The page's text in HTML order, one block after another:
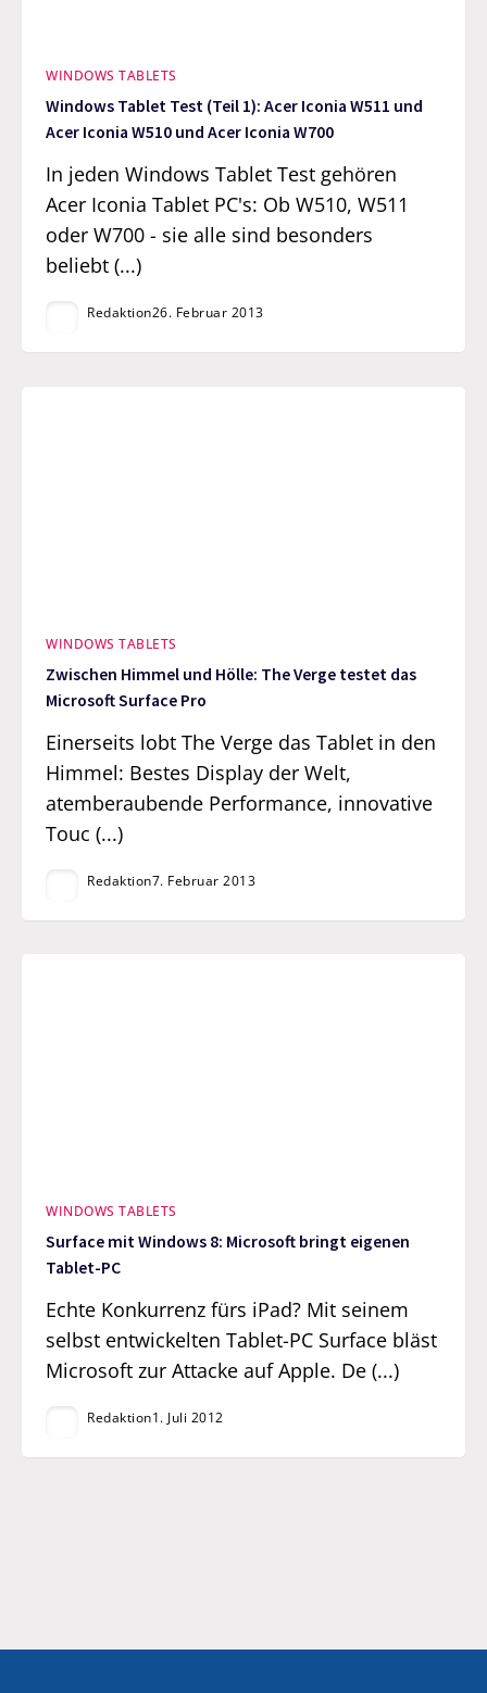
WINDOWS TABLETS
Windows Tablet Test (Teil 1): Acer Iconia W511 und
Acer Iconia W510 und Acer Iconia W700
In jeden Windows Tablet Test gehören
Acer Iconia Tablet PC's: Ob W510, W511
oder W700 - sie alle sind besonders
beliebt (...)
Redaktion26. Februar 2013
WINDOWS TABLETS
Zwischen Himmel und Hölle: The Verge testet das
Microsoft Surface Pro
Einerseits lobt The Verge das Tablet in den
Himmel: Bestes Display der Welt,
atemberaubende Performance, innovative
Touc (...)
Redaktion7. Februar 2013
WINDOWS TABLETS
Surface mit Windows 8: Microsoft bringt eigenen
Tablet-PC
Echte Konkurrenz fürs iPad? Mit seinem
selbst entwickelten Tablet-PC Surface bläst
Microsoft zur Attacke auf Apple. De (...)
Redaktion1. Juli 2012